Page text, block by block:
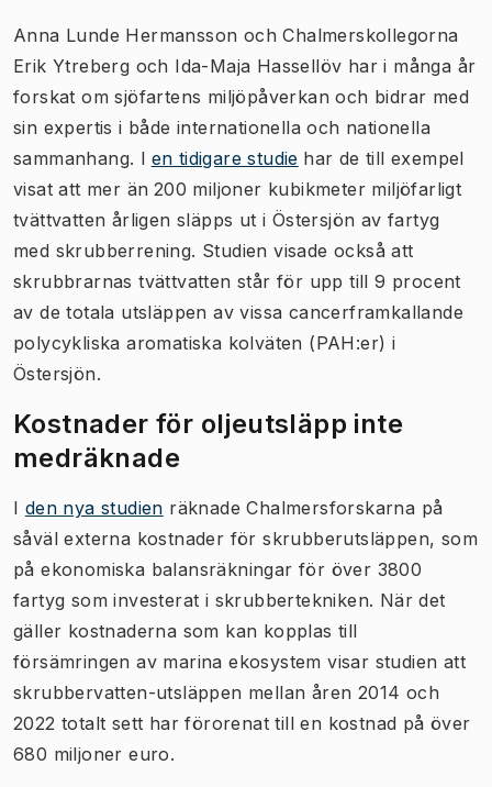
Anna Lunde Hermansson och Chalmerskollegorna
Erik Ytreberg och Ida-Maja Hassellöv har i många år
forskat om sjöfartens miljöpåverkan och bidrar med
sin expertis i både internationella och nationella
sammanhang. I en tidigare studie har de till exempel
visat att mer än 200 miljoner kubikmeter miljöfarligt
tvättvatten årligen släpps ut i Östersjön av fartyg
med skrubberrening. Studien visade också att
skrubbrarnas tvättvatten står för upp till 9 procent
av de totala utsläppen av vissa cancerframkallande
polycykliska aromatiska kolväten (PAH:er) i
Östersjön.
Kostnader för oljeutsläpp inte
medräknade
I den nya studien räknade Chalmersforskarna på
såväl externa kostnader för skrubberutsläppen, som
på ekonomiska balansräkningar för över 3800
fartyg som investerat i skrubbertekniken. När det
gäller kostnaderna som kan kopplas till
försämringen av marina ekosystem visar studien att
skrubbervatten-utsläppen mellan åren 2014 och
2022 totalt sett har förorenat till en kostnad på över
680 miljoner euro.